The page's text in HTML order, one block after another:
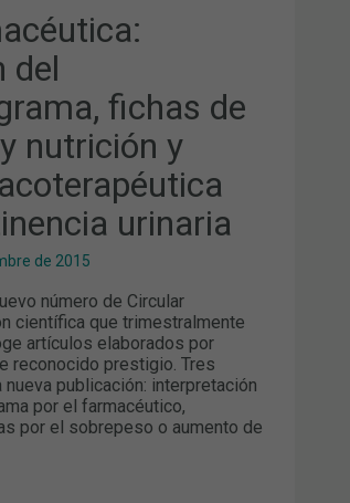
del
fichas de
nutrición y
urinaria
de 2015
número de Circular
científica que trimestralmente
artículos elaborados por
reconocido prestigio. Tres
publicación: interpretación
por el farmacéutico,
por el sobrepeso o aumento de